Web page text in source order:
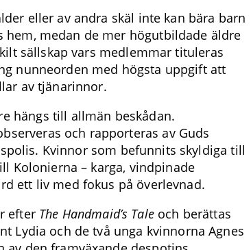
eller av andra skäl inte kan bära barn
medan de mer högutbildade äldre
sällskap vars medlemmar tituleras
nunneorden med högsta uppgift att
av tjänarinnor.
hängs till allmän beskådan.
och rapporteras av Guds
Kvinnor som befunnits skyldiga till
Kolonierna – karga, vindpinade
ett liv med fokus på överlevnad.
efter The Handmaid’s Tale och berättas
Lydia och de två unga kvinnorna Agnes